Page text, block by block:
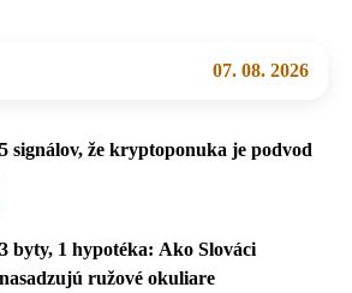
07. 08. 2026
5 signálov, že kryptoponuka je podvod
3 byty, 1 hypotéka: Ako Slováci
nasadzujú ružové okuliare